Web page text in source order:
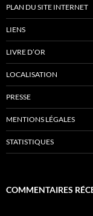
PLAN DU SITE INTERNET
LIENS
LIVRE D’OR
LOCALISATION
PRESSE
MENTIONS LÉGALES
STATISTIQUES
COMMENTAIRES